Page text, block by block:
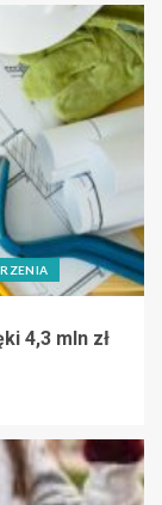
4,3 mln zł